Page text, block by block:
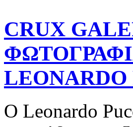
CRUX
LEONARDO
Ο Leonardo